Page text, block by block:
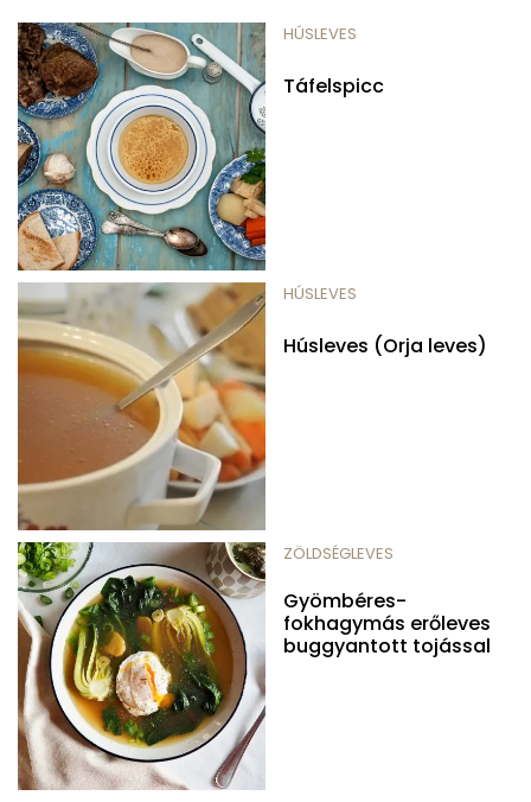
HÚSLEVES
Táfelspicc
HÚSLEVES
Húsleves (Orja leves)
ZÖLDSÉGLEVES
Gyömbéres-
fokhagymás erőleves
buggyantott tojással